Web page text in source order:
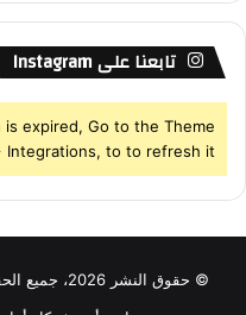
تابعنا على Instagram
is expired, Go to the Theme
Integrations, to to refresh it.
© حقوق النشر 2026، جميع الحقوق محفوظة |